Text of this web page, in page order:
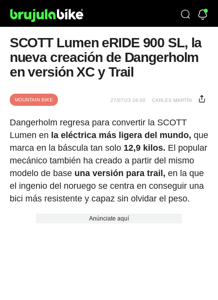
SCOTT Lumen eRIDE 900 SL, la
nueva creación de Dangerholm
en versión XC y Trail
MOUNTAIN BIKE 27/07/23 16:00 CARLES MARTÍN
Dangerholm regresa para convertir la SCOTT
Lumen en la eléctrica más ligera del mundo, que
marca en la báscula tan solo 12,9 kilos. El popular
mecánico también ha creado a partir del mismo
modelo de base una versión para trail, en la que
el ingenio del noruego se centra en conseguir una
bici más resistente y capaz sin olvidar el peso.
Anúnciate aquí